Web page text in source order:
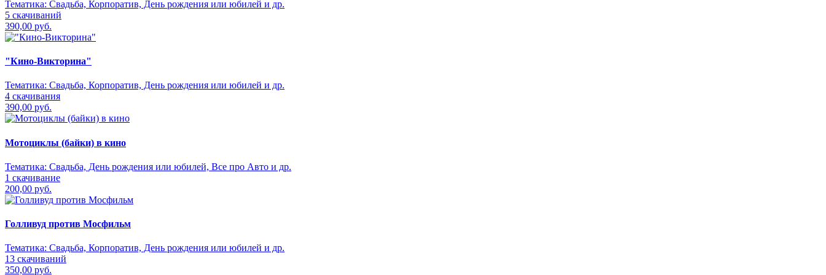
Тематика: Свадьба, Корпоратив, День рождения или юбилей и др.
5 скачиваний
390,00 руб.
"Кино-Викторина"
Тематика: Свадьба, Корпоратив, День рождения или юбилей и др.
4 скачивания
390,00 руб.
Мотоциклы (байки) в кино
Тематика: Свадьба, День рождения или юбилей, Все про Авто и др.
1 скачивание
200,00 руб.
Голливуд против Мосфильм
Тематика: Свадьба, Корпоратив, День рождения или юбилей и др.
13 скачиваний
350,00 руб.